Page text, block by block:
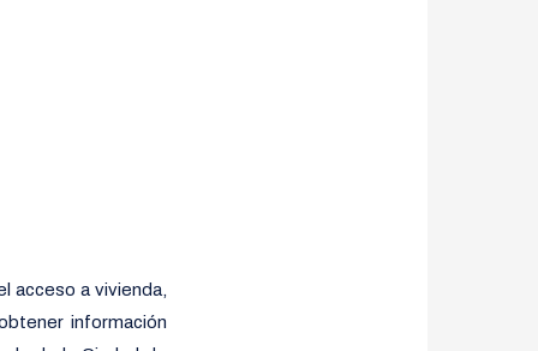
acceso a vivienda,
información